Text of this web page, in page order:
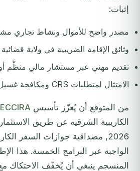
إثبات:
مصدر واضح للأموال ونشاط تجاري
وثائق الإقامة الضريبية في ولاية
تقديم مهني عبر مستشار مالي منظَّم
الامتثال لمتطلبات CRS ومكافحة غسيل الأموال (AML)
من المتوقع أن يُعزّز تأسيس ECCIRA
الكاريبية الشرقية عن طريق
2026, مصداقية جوازات السفر
الواجبة عبر البرامج الخمسة. هذا
المنسجم ينبغي أن يُخفّف الاحتكاك